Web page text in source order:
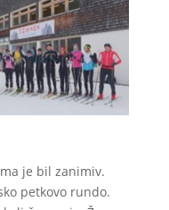
je bil zanimiv.
petkovo rundo.